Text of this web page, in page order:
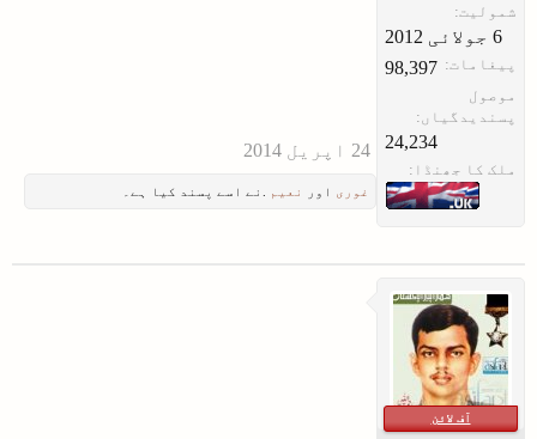
شمولیت:
پیغامات: 98,397
موصول
پسندیدگیاں:
24,234
ملک کا جھنڈا:
غوری اور نعیم .نے اسے پسند کیا ہے۔
آف لائن